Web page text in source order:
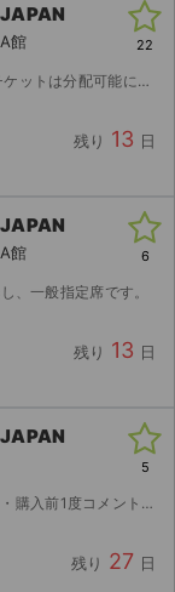
館
ルはお断りしております。ご了承ください。
残り 13 日
22
館
、一般指定席です。
残り 13 日
6
ります。経験のある方優先です。 ・お支払い確認...
残り 27 日
5